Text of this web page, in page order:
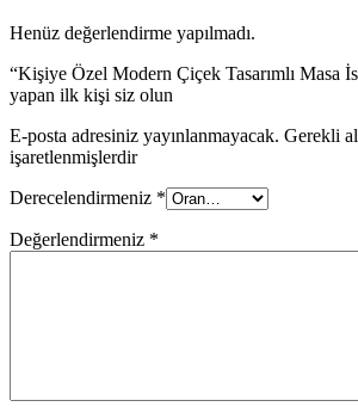
Henüz değerlendirme yapılmadı.
“Kişiye Özel Modern Çiçek Tasarımlı Masa
yapan ilk kişi siz olun
E-posta adresiniz yayınlanmayacak. Gerekli
işaretlenmişlerdir
Derecelendirmeniz *
Değerlendirmeniz *